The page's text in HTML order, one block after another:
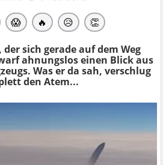
😱 🔥 😥 👏
der sich gerade auf dem Weg
ahnungslos einen Blick aus
Was er da sah, verschlug
den Atem...